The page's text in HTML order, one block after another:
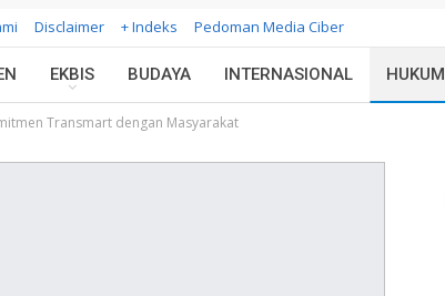
Disclaimer + Indeks Pedoman Media Ciber
EKBIS BUDAYA INTERNASIONAL HUKUM
Transmart dengan Masyarakat